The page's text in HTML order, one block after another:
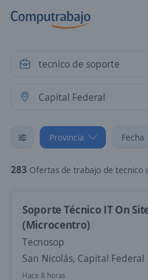
Provincia Fecha
283 Ofertas de trabajo de tecnico de soporte en
Soporte Técnico IT On
(Microcentro)
Tecnosop
San Nicolás, Capital Federal
Hace 8 horas